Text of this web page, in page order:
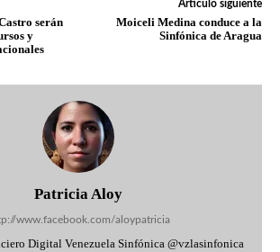
serán
y
Artículo siguiente
Moiceli Medina conduce a la
Sinfónica de Aragua
Patricia Aloy
www.facebook.com/aloypatricia
Digital Venezuela Sinfónica @vzlasinfonica